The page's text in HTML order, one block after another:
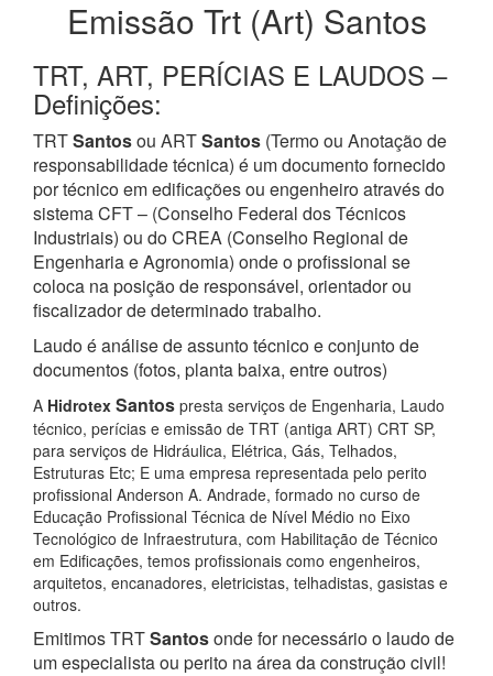
Emissão Trt (Art) Santos
TRT, ART, PERÍCIAS E LAUDOS –
Definições:
TRTSantosou ARTSantos (Termo ou Anotação de
responsabilidade técnica) é um documento fornecido
por técnico em edificações ou engenheiro através do
sistema CFT – (Conselho Federal dos Técnicos
Industriais) ou do CREA (Conselho Regional de
Engenharia e Agronomia) onde o profissional se
coloca na posição de responsável, orientador ou
fiscalizador de determinado trabalho.
Laudo é análise de assunto técnico e conjunto de
documentos (fotos, planta baixa, entre outros)
A Hidrotex Santos presta serviços de Engenharia, Laudo
técnico, perícias e emissão de TRT (antiga ART) CRT SP,
para serviços de Hidráulica, Elétrica, Gás, Telhados,
Estruturas Etc; E uma empresa representada pelo perito
profissional Anderson A. Andrade, formado no curso de
Educação Profissional Técnica de Nível Médio no Eixo
Tecnológico de Infraestrutura, com Habilitação de Técnico
em Edificações, temos profissionais como engenheiros,
arquitetos, encanadores, eletricistas, telhadistas, gasistas e
outros.
Emitimos TRTSantosonde for necessário o laudo de
um especialista ou perito na área da construção civil!